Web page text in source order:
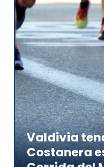
Valdivia
Costanera